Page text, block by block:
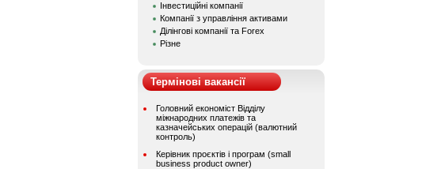
Інвестиційні компанії
Компанії з управління активами
Ділінгові компанії та Forex
Різне
Термінові вакансії
Головний економіст Відділу
міжнародних платежів та
казначейських операцій (валютний
контроль)
Керівник проєктів і програм (small
business product owner)